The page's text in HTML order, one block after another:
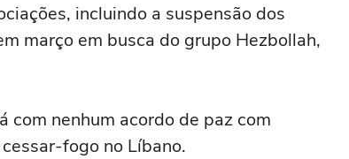
incluindo a suspensão dos
março em busca ⁠do grupo Hezbollah,
com nenhum acordo de ⁠paz com
fogo no Líbano.